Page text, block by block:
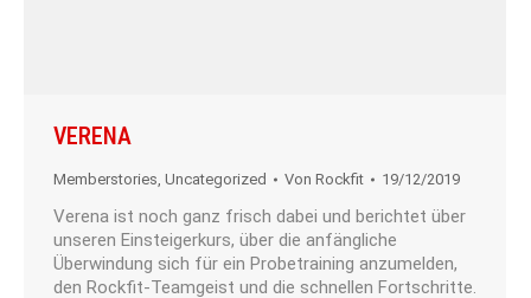
VERENA
Memberstories, Uncategorized Von Rockfit 19/12/2019
Verena ist noch ganz frisch dabei und berichtet über
unseren Einsteigerkurs, über die anfängliche
Überwindung sich für ein Probetraining anzumelden,
den Rockfit-Teamgeist und die schnellen Fortschritte.